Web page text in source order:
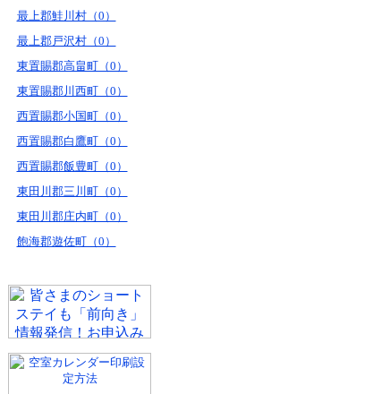
最上郡鮭川村（0）
最上郡戸沢村（0）
東置賜郡高畠町（0）
東置賜郡川西町（0）
西置賜郡小国町（0）
西置賜郡白鷹町（0）
西置賜郡飯豊町（0）
東田川郡三川町（0）
東田川郡庄内町（0）
飽海郡遊佐町（0）